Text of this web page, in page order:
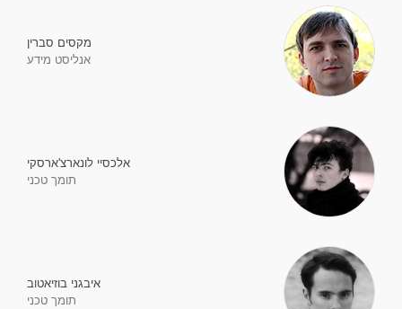
מקסים סברין
אנליסט מידע
אלכסיי לונארצ'ארסקי
תומך טכני
איבגני בוזיאטוב
תומך טכני